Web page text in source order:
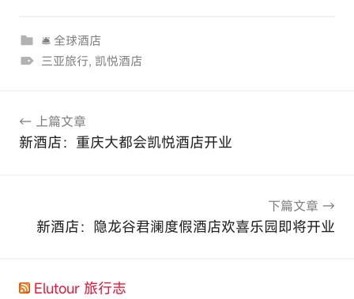
🛎 全球酒店
三亚旅行, 凯悦酒店
上篇文章
新酒店：重庆大都会凯悦酒店开业
下篇文章
新酒店：隐龙谷君澜度假酒店欢喜乐园即将开业
Elutour 旅行志